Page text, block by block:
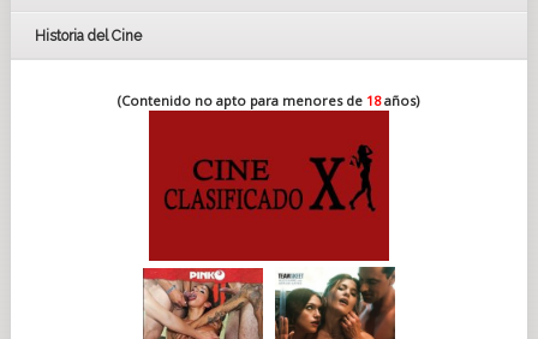
Historia del Cine
(Contenido no apto para menores de 18años)